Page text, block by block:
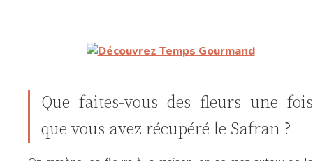
Que faites-vous des fleurs une fois
que vous avez récupéré le Safran ?